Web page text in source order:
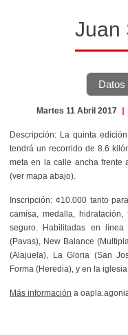
Juan
Datos
Martes 11 Abril 2017 |
Descripción: La quinta
tendrá un recorrido de 8.6
meta en la calle ancha frente
(ver mapa abajo).
Inscripción: ¢10.000 tanto
camisa, medalla,
seguro. Habilitadas en
(Pavas), New Balance
(Alajuela), La Gloria (San
Forma (Heredia), y en la
Más información a